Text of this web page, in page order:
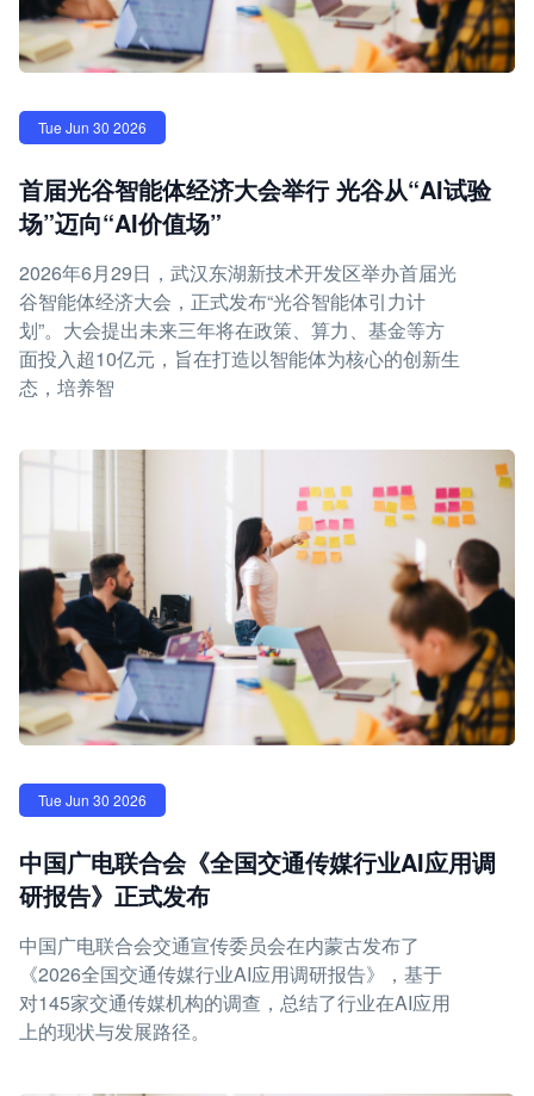
Tue Jun 30 2026
首届光谷智能体经济大会举行 光谷从“AI试验
场”迈向“AI价值场”
2026年6月29日，武汉东湖新技术开发区举办首届光
谷智能体经济大会，正式发布“光谷智能体引力计
划”。大会提出未来三年将在政策、算力、基金等方
面投入超10亿元，旨在打造以智能体为核心的创新生
态，培养智
Tue Jun 30 2026
中国广电联合会《全国交通传媒行业AI应用调
研报告》正式发布
中国广电联合会交通宣传委员会在内蒙古发布了
《2026全国交通传媒行业AI应用调研报告》，基于
对145家交通传媒机构的调查，总结了行业在AI应用
上的现状与发展路径。